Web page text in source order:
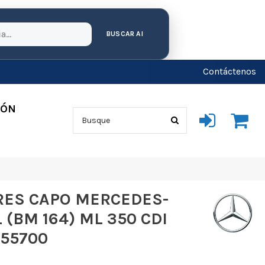
BUSCAR AI
Contáctenos
CAPO MERCEDES-
(BM 164) ML 350 CDI